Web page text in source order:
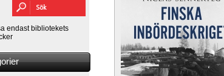
endast bibliotekets